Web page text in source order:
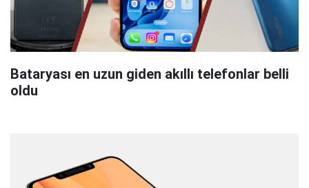
Bataryası en uzun giden akıllı telefonlar belli
oldu